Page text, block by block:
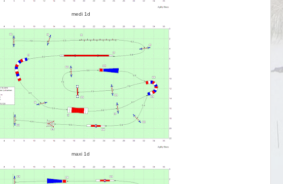
medi 1d
maxi 1d